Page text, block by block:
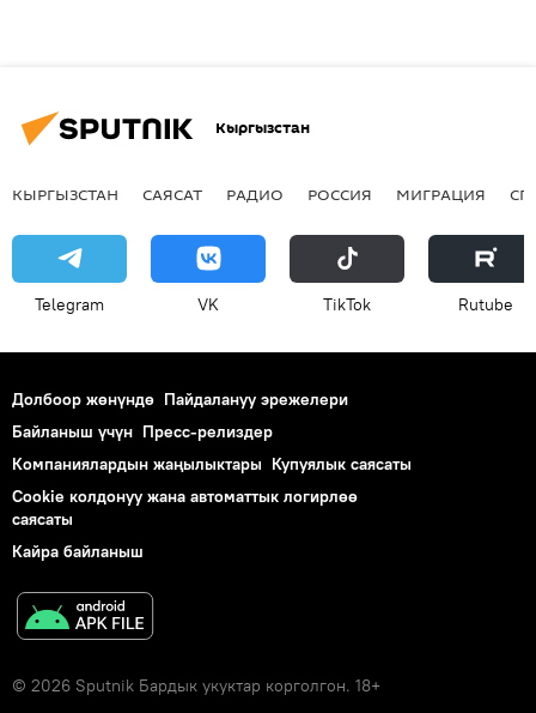
Кыргызстан
КЫРГЫЗСТАН САЯСАТ РАДИО РОССИЯ МИГРАЦИЯ
Telegram VK ТikТоk Rutube
Долбоор жөнүндө Пайдалануу эрежелери
Байланыш үчүн Пресс-релиздер
Компаниялардын жаңылыктары Купуялык саясаты
Cookie колдонуу жана автоматтык логирлөө
саясаты
Кайра байланыш
© 2026 Sputnik Бардык укуктар корголгон. 18+